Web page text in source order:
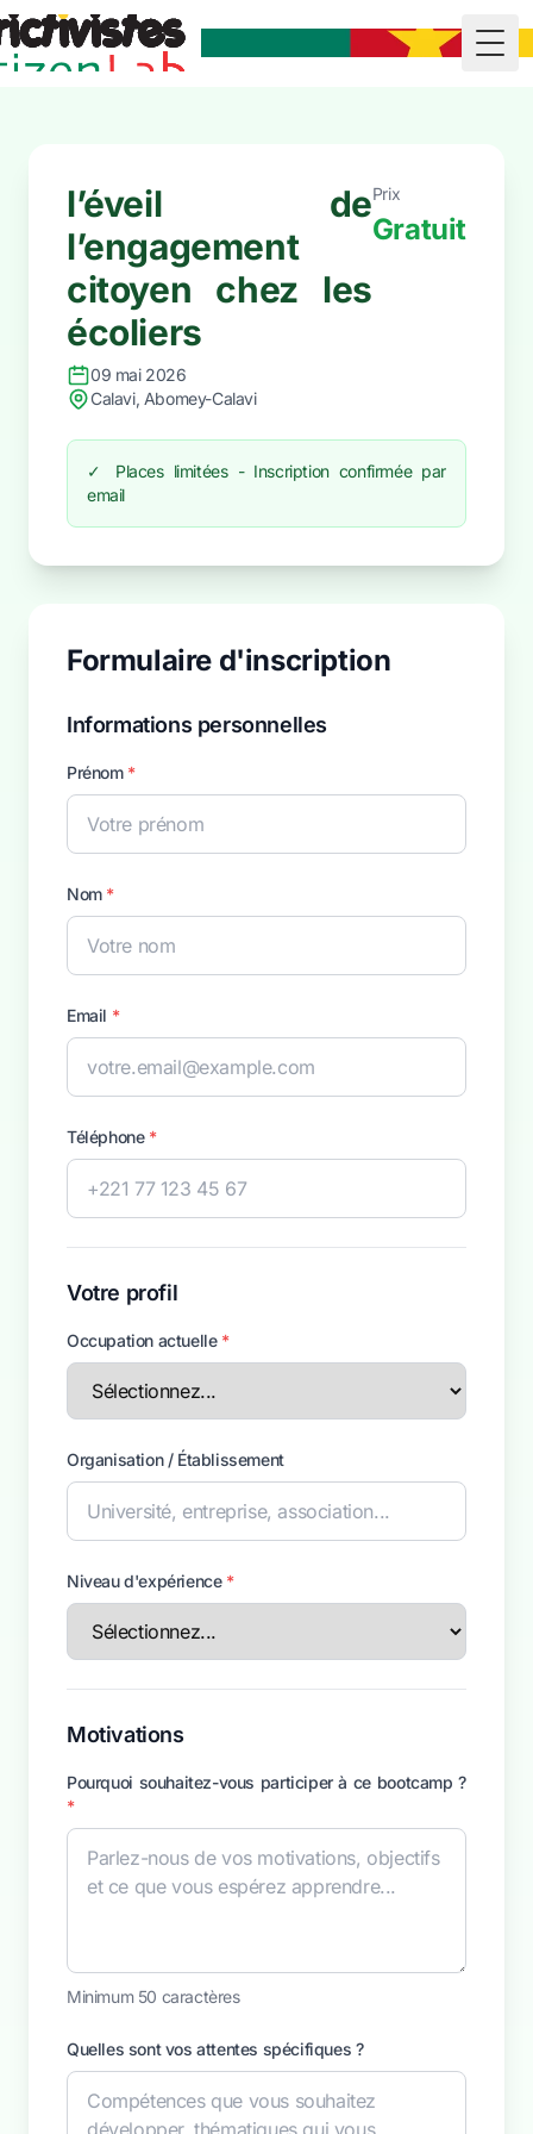
l’éveil de
l’engagement
citoyen chez les
écoliers
09 mai 2026
Calavi, Abomey-Calavi
Prix
Gratuit
✓ Places limitées - Inscription confirmée par
email
Formulaire d'inscription
Informations personnelles
Prénom *
Nom *
Email *
Téléphone *
Votre profil
Occupation actuelle *
Organisation / Établissement
Niveau d'expérience *
Motivations
Pourquoi souhaitez-vous participer à ce bootcamp ?
*
Minimum 50 caractères
Quelles sont vos attentes spécifiques ?